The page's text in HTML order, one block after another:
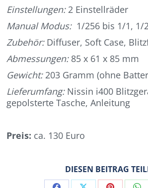
Einstellungen:2 Einstellräder
Manual Modus:1/256 bis 1/1, 1/
Zubehör:Diffuser, Soft Case,
Abmessungen:85 x 61 x 85 mm
Gewicht:203 Gramm (ohne
Lieferumfang:Nissin i400
gepolsterte Tasche, Anleitung
Preis: ca. 130 Euro
DIESEN BEITRAG